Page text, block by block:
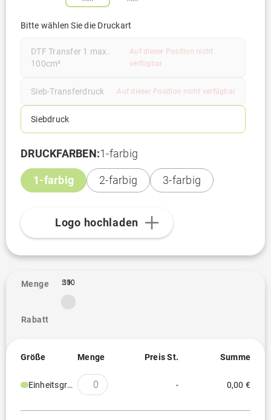
Bitte wählen Sie die Druckart
DTF Transfer 1 max.
100cm²
Auf dieser Position nicht
verfügbar
Sieb-Transferdruck Auf dieser Position nicht verfügbar
Siebdruck
DRUCKFARBEN:1-farbig
1-farbig 2-farbig 3-farbig
Logo hochladen
Menge
Rabatt
1
250
500
1K
Größe Menge Preis St. Summe
Einheitsgröße - 0,00 €